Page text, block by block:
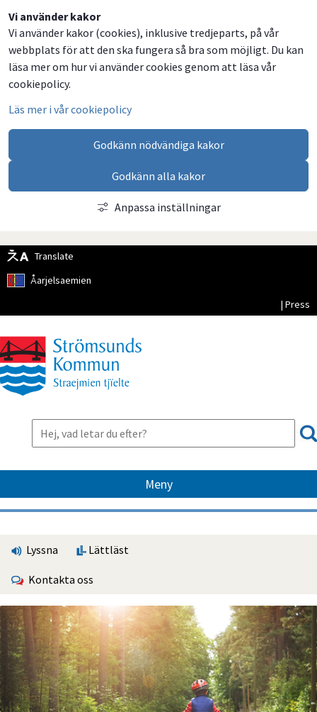
Vi använder kakor
Vi använder kakor (cookies), inklusive tredjeparts, på vår
webbplats för att den ska fungera så bra som möjligt. Du kan
läsa mer om hur vi använder cookies genom att läsa vår
cookiepolicy.
Läs mer i vår cookiepolicy
Godkänn nödvändiga kakor
Godkänn alla kakor
Anpassa inställningar
Translate
Åarjelsaemien
| Press
Meny
Lyssna Lättläst
Kontakta oss
Dela
på
Facebook
Dela
på
Twitter
Dela
på
LinkedIn
Dela
via
email